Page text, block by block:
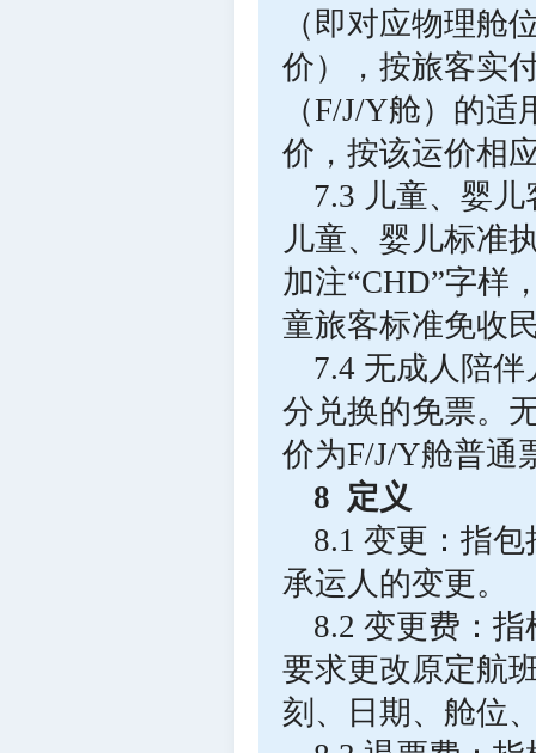
（即对应物理舱
价），按旅客实
（F/J/Y舱）的
价，按该运价相
7.3 儿童、婴
儿童、婴儿标准
加注“CHD”字样
童旅客标准免收
7.4 无成人陪
分兑换的免票。
价为F/J/Y舱普通
8 定义
8.1 变更：指
承运人的变更。
8.2 变更费：
要求更改原定航
刻、日期、舱位